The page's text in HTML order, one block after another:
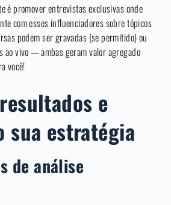
é promover entrevistas exclusivas onde
com esses influenciadores sobre tópicos
podem ser gravadas (se permitido) ou
ao vivo — ambas geram valor agregado
você!
e
sua estratégia
de análise